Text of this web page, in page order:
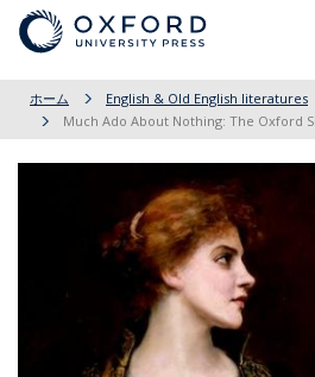
ホーム English & Old English literatures
Much Ado About Nothing: The Oxford